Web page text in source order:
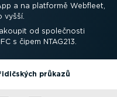
a na platformě Webfleet,
vyšší.
od společnosti
s čipem NTAG213.
průkazů